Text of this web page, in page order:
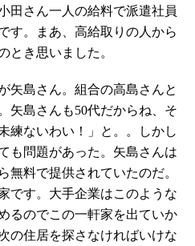
田さん一人の給料で派遣社員
す。まあ、高給取りの人から
とき思いました。
矢島さん。組合の高島さんと
矢島さんも50代だからね、そ
練ないわい！」と。。しかし
も問題があった。矢島さんは
無料で提供されていたのだ。
です。大手企業はこのような
るのでこの一軒家を出ていか
の住居を探さなければいけな